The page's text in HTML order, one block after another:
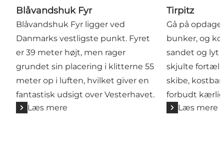
Blåvandshuk Fyr
Blåvandshuk Fyr ligger ved
Danmarks vestligste punkt. Fyret
er 39 meter højt, men rager
grundet sin placering i klitterne 55
meter op i luften, hvilket giver en
fantastisk udsigt over Vesterhavet.
Læs mere
Tirpitz
Gå på
bunker, og
sandet og lyt
skjulte
skibe,
forbudt
Læs mere